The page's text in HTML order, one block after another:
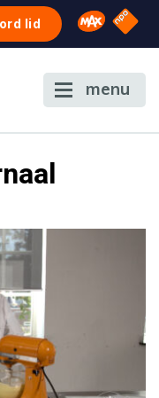
lid Omroep
NPO
menu